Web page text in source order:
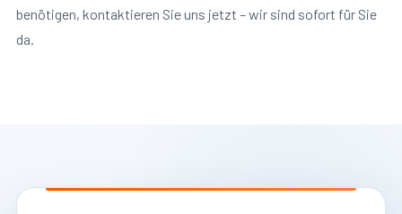
benötigen, kontaktieren Sie uns jetzt – wir sind sofort für Sie
da.